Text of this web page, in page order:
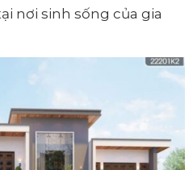
nơi sinh sống của gia